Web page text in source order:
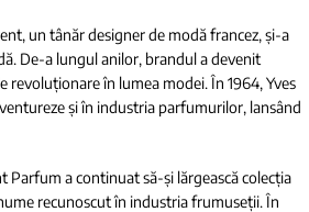
un tânăr designer de modă francez, și-a
De-a lungul anilor, brandul a devenit
revoluționare în lumea modei. În 1964, Yves
și în industria parfumurilor, lansând
Parfum a continuat să-și lărgească colecția
recunoscut în industria frumuseții. În